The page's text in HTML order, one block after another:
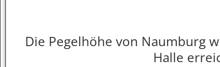
Die Pegelhöhe von Naumburg
Halle